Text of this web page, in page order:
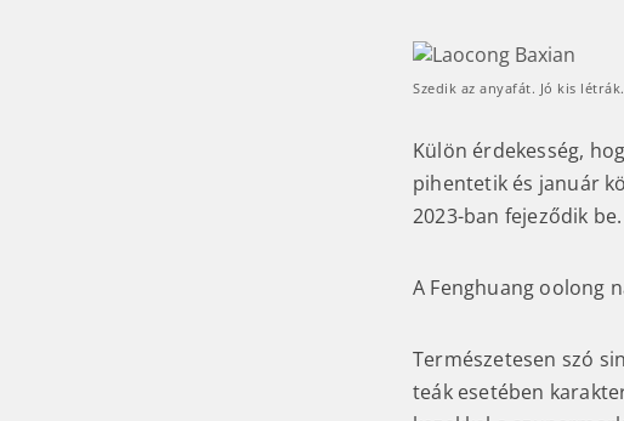
Szedik az anyafát. Jó kis létrák.
Külön érdekesség,
pihentetik és január
2023-ban fejeződik be.
A Fenghuang oolong
Természetesen szó
teák esetében